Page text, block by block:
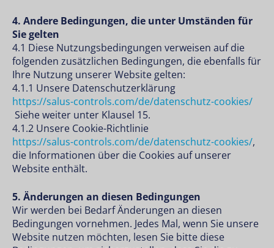
4. Andere Bedingungen, die unter Umständen für
Sie gelten
4.1 Diese Nutzungsbedingungen verweisen auf die
folgenden zusätzlichen Bedingungen, die ebenfalls für
Ihre Nutzung unserer Website gelten:
4.1.1 Unsere Datenschutzerklärung
https://salus-controls.com/de/datenschutz-cookies/
Siehe weiter unter Klausel 15.
4.1.2 Unsere Cookie-Richtlinie
https://salus-controls.com/de/datenschutz-cookies/,
die Informationen über die Cookies auf unserer
Website enthält.
5. Änderungen an diesen Bedingungen
Wir werden bei Bedarf Änderungen an diesen
Bedingungen vornehmen. Jedes Mal, wenn Sie unsere
Website nutzen möchten, lesen Sie bitte diese